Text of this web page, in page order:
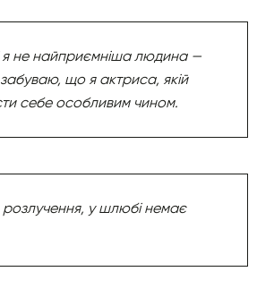
я не найприємніша людина —
що я актриса, якій
себе особливим чином.
розлучення, у шлюбі немає